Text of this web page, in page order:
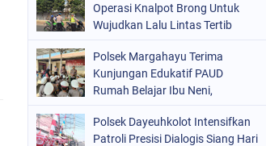
Operasi Knalpot Brong Untuk
Wujudkan Lalu Lintas Tertib
Polsek Margahayu Terima
Kunjungan Edukatif PAUD
Rumah Belajar Ibu Neni,
Anak Sejak Dini
Polsek Dayeuhkolot Intensifkan
Patroli Presisi Dialogis Siang Hari